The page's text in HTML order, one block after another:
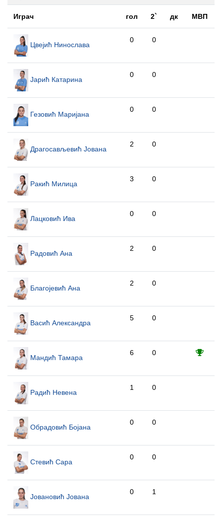
Играч гол 2` дк МВП
Цвејић Нинослава
0 0
Јарић Катарина
0 0
Гезовић Маријана
0 0
Драгосављевић Јована
2 0
Ракић Милица
3 0
Лацковић Ива
0 0
Радовић Ана
2 0
Благојевић Ана
2 0
Васић Александра
5 0
Мандић Тамара
6 0
Радић Невена
1 0
Обрадовић Бојана
0 0
Стевић Сара
0 0
Јовановић Јована
0 1